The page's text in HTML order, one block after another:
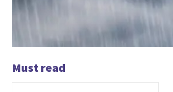
Must read